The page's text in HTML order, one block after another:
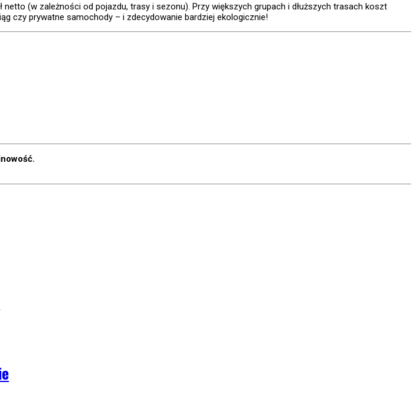
(w zależności od pojazdu, trasy i sezonu). Przy większych grupach i dłuższych trasach koszt
czy prywatne samochody – i zdecydowanie bardziej ekologicznie!